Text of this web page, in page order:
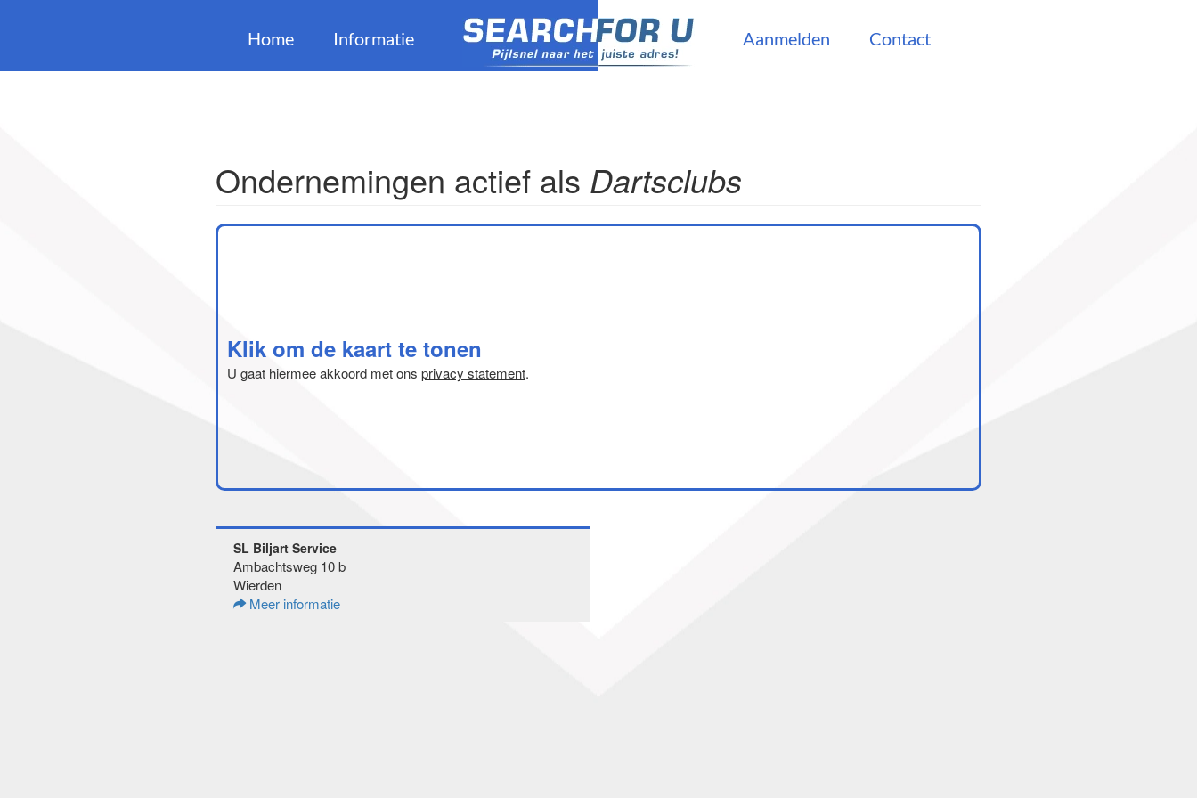
Home Informatie Aanmelden Contact
Ondernemingen actief als Dartsclubs
Klik om de kaart te tonen
U gaat hiermee akkoord met ons privacy statement.
SL Biljart Service
Ambachtsweg 10 b
Wierden
Meer informatie